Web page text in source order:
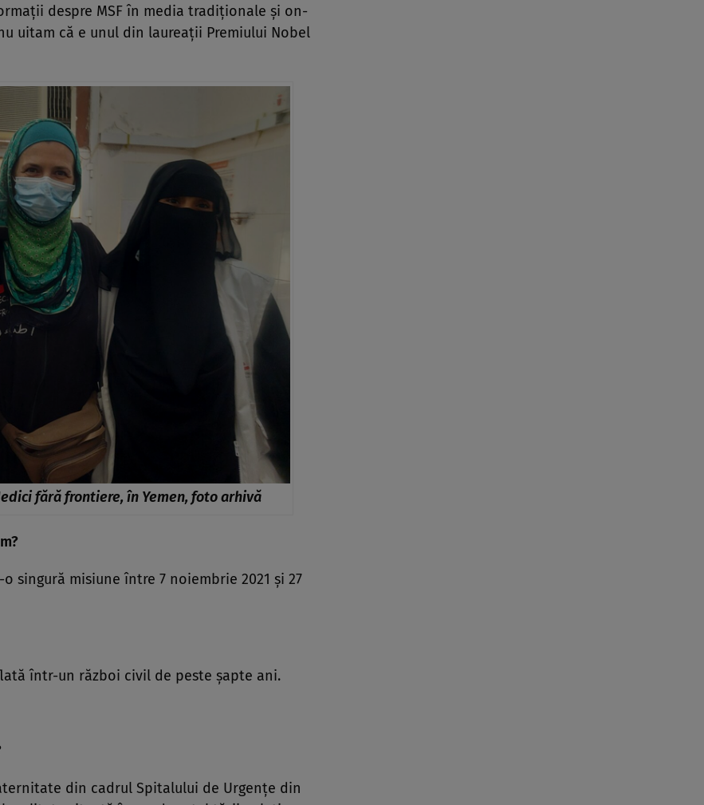
despre MSF în media tradiționale și on-
uitam că e unul din laureații Premiului Nobel
fără frontiere, în Yemen, foto arhivă
singură misiune între 7 noiembrie 2021 și 27
într-un război civil de peste șapte ani.
din cadrul Spitalului de Urgențe din